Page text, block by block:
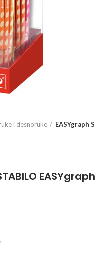
i desnoruke EASYgraph S
EASYgraph